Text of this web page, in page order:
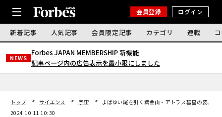
会員登録 ログイン
新着記事 人気記事 会員限定記事 カテゴリ 連載
NEWS
Forbes JAPAN MEMBERSHIP 新機能｜
記事ページ内の広告表示を最小限にしました
トップ サイエンス 宇宙
まばゆい尾を引く紫金山・アトラス彗星の姿、太
2024.10.11 10:30